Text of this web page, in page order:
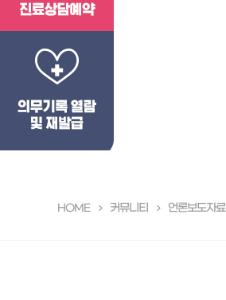
HOME 커뮤니티 언론보도자료